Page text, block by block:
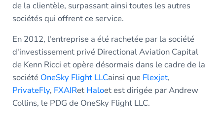
de la clientèle, surpassant ainsi toutes les autres
sociétés qui offrent ce service.
En 2012, l'entreprise a été rachetée par la société
d'investissement privé Directional Aviation Capital
de Kenn Ricci et opère désormais dans le cadre de la
société OneSky Flight LLCainsi que Flexjet,
PrivateFly, FXAIRet Haloet est dirigée par Andrew
Collins, le PDG de OneSky Flight LLC.